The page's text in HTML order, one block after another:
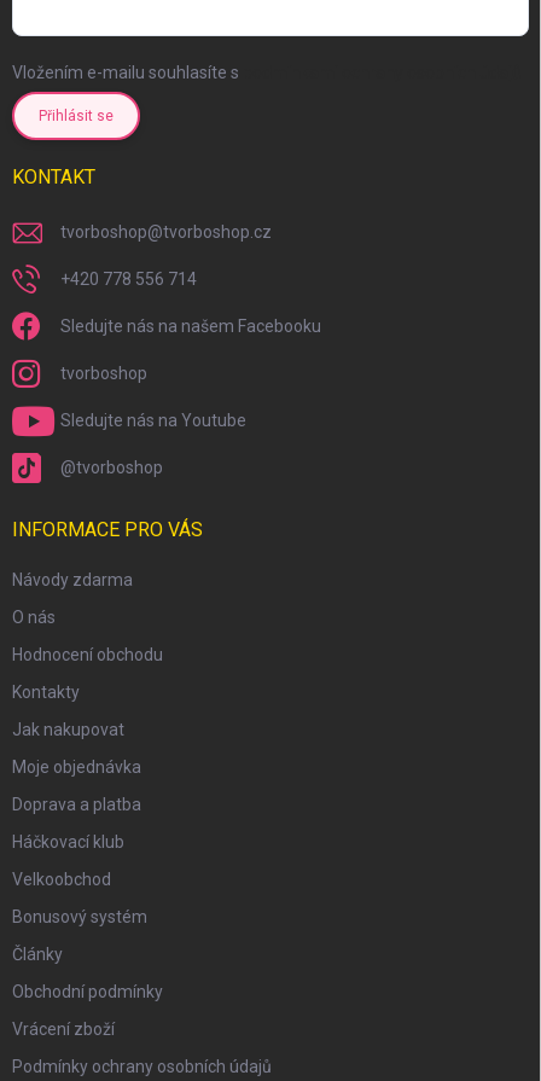
Vložením e-mailu souhlasíte s
Přihlásit se
KONTAKT
tvorboshop@tvorboshop.cz
+420 778 556 714
Sledujte nás na našem Facebooku
tvorboshop
Sledujte nás na Youtube
@tvorboshop
INFORMACE PRO VÁS
Návody zdarma
O nás
Hodnocení obchodu
Kontakty
Jak nakupovat
Moje objednávka
Doprava a platba
Háčkovací klub
Velkoobchod
Bonusový systém
Články
Obchodní podmínky
Vrácení zboží
Podmínky ochrany osobních údajů